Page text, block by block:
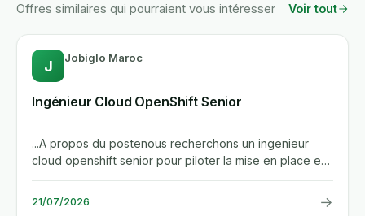
Offres similaires qui pourraient vous intéresser Voir tout
J Jobiglo Maroc
Ingénieur Cloud OpenShift Senior
...A propos du postenous recherchons un ingenieur
cloud openshift senior pour piloter la mise en place et
l'exploitation...
21/07/2026 →